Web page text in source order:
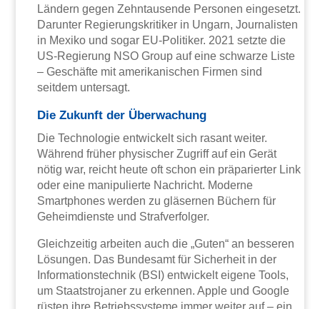
Ländern gegen Zehntausende Personen eingesetzt.
Darunter Regierungskritiker in Ungarn, Journalisten
in Mexiko und sogar EU-Politiker. 2021 setzte die
US-Regierung NSO Group auf eine schwarze Liste
– Geschäfte mit amerikanischen Firmen sind
seitdem untersagt.
Die Zukunft der Überwachung
Die Technologie entwickelt sich rasant weiter.
Während früher physischer Zugriff auf ein Gerät
nötig war, reicht heute oft schon ein präparierter Link
oder eine manipulierte Nachricht. Moderne
Smartphones werden zu gläsernen Büchern für
Geheimdienste und Strafverfolger.
Gleichzeitig arbeiten auch die „Guten“ an besseren
Lösungen. Das Bundesamt für Sicherheit in der
Informationstechnik (BSI) entwickelt eigene Tools,
um Staatstrojaner zu erkennen. Apple und Google
rüsten ihre Betriebssysteme immer weiter auf – ein